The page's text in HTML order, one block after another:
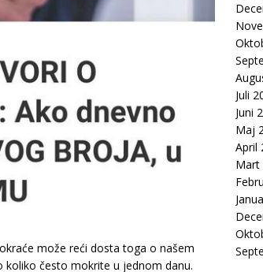
može reći dosta toga o našem
koliko često mokrite u jednom danu.
Juli
Juni
Maj
April
Mart